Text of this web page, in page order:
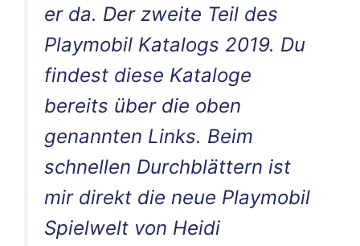
er da. Der zweite Teil des
Playmobil Katalogs 2019. Du
findest diese Kataloge
bereits über die oben
genannten Links. Beim
schnellen Durchblättern ist
mir direkt die neue Playmobil
Spielwelt von Heidi